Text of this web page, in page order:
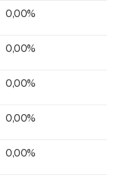
0,00%
0,00%
0,00%
0,00%
0,00%